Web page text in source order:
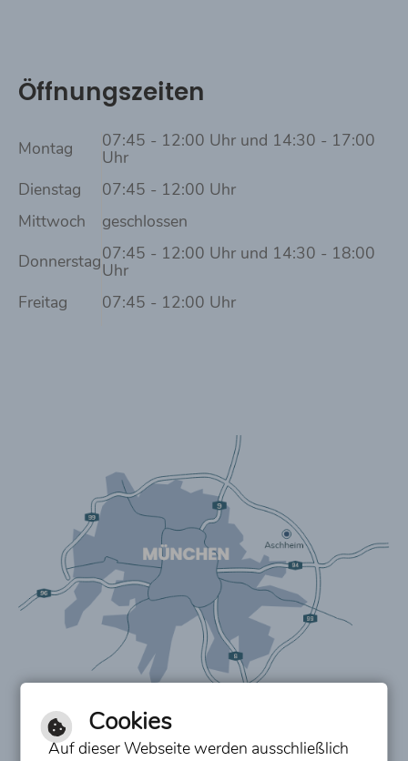
Öffnungszeiten
Montag 07:45 - 12:00 Uhr und 14:30 - 17:00
Uhr
Dienstag
07:45 - 12:00 Uhr
Mittwoch
geschlossen
Donnerstag07:45 - 12:00 Uhr und 14:30 - 18:00
Uhr
Freitag
07:45 - 12:00 Uhr
Cookies
Auf dieser Webseite werden ausschließlich